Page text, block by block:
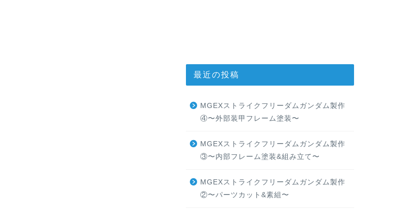
最近の投稿
MGEXストライクフリーダムガンダム製作
④〜外部装甲フレーム塗装〜
MGEXストライクフリーダムガンダム製作
③〜内部フレーム塗装&組み立て〜
MGEXストライクフリーダムガンダム製作
②〜パーツカット&素組〜